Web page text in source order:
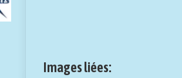
Images liées: